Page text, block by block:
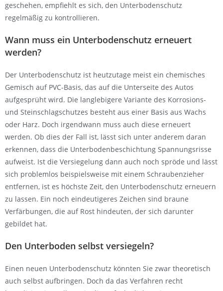
geschehen, empfiehlt es sich, den Unterbodenschutz
regelmäßig zu kontrollieren.
Wann muss ein Unterbodenschutz erneuert
werden?
Der Unterbodenschutz ist heutzutage meist ein chemisches
Gemisch auf PVC-Basis, das auf die Unterseite des Autos
aufgesprüht wird. Die langlebigere Variante des Korrosions-
und Steinschlagschutzes besteht aus einer Basis aus Wachs
oder Harz. Doch irgendwann muss auch diese erneuert
werden. Ob dies der Fall ist, lässt sich unter anderem daran
erkennen, dass die Unterbodenbeschichtung Spannungsrisse
aufweist. Ist die Versiegelung dann auch noch spröde und lässt
sich problemlos beispielsweise mit einem Schraubenzieher
entfernen, ist es höchste Zeit, den Unterbodenschutz erneuern
zu lassen. Ein noch eindeutigeres Zeichen sind braune
Verfärbungen, die auf Rost hindeuten, der sich darunter
gebildet hat.
Den Unterboden selbst versiegeln?
Einen neuen Unterbodenschutz könnten Sie zwar theoretisch
auch selbst aufbringen. Doch da das Verfahren recht